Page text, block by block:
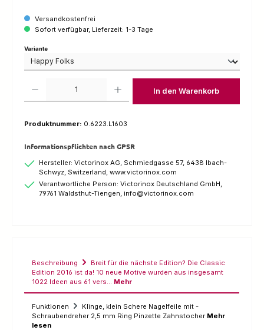
Versandkostenfrei
Sofort verfügbar, Lieferzeit: 1-3 Tage
Varianteauswählen
In den Warenkorb
Produktnummer: 0.6223.L1603
Informationspflichten nach GPSR
Hersteller: Victorinox AG, Schmiedgasse 57, 6438 Ibach-
Schwyz, Switzerland, www.victorinox.com
Verantwortliche Person: Victorinox Deutschland GmbH,
79761 Waldsthut-Tiengen, info@victorinox.com
Beschreibung
Breit für die nächste Edition? Die Classic
Edition 2016 ist da! 10 neue Motive wurden aus insgesamt
1022 Ideen aus 61 vers… Mehr
Funktionen
Klinge, klein Schere Nagelfeile mit -
Schraubendreher 2,5 mm Ring Pinzette Zahnstocher Mehr
lesen